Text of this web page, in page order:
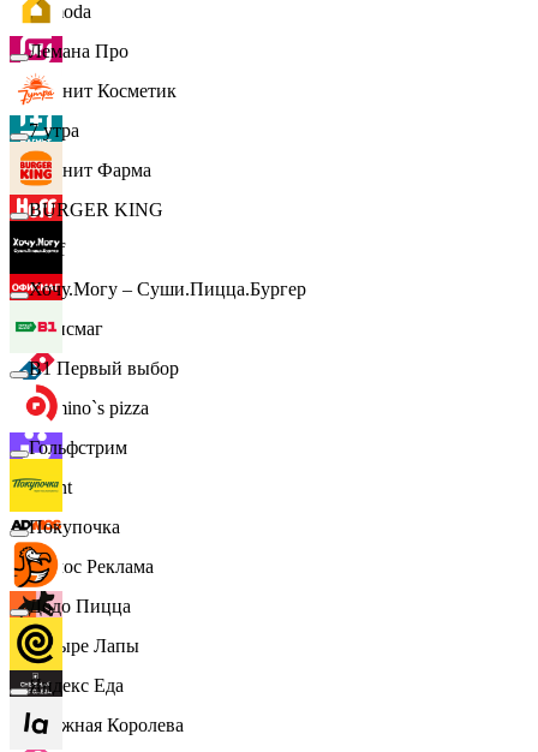
Lamoda
Магнит Косметик
Магнит Фарма
Hoff
Офисмаг
Domino`s pizza
Urent
Эдмос Реклама
Четыре Лапы
Снежная Королева
Лемана Про
7 утра
BURGER KING
Хочу.Могу – Суши.Пицца.Бургер
B1 Первый выбор
Гольфстрим
Покупочка
Додо Пицца
Яндекс Еда